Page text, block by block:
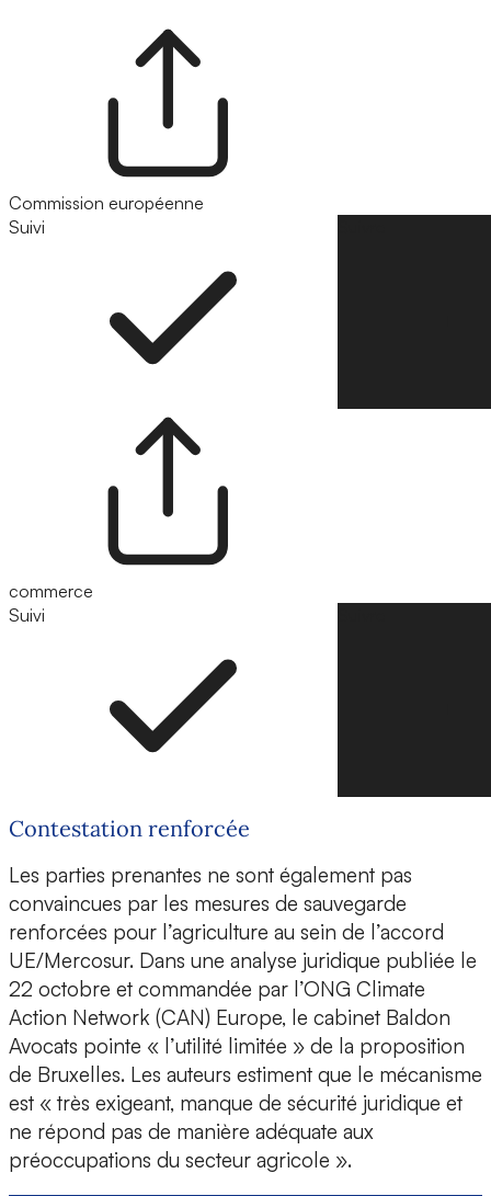
Commission européenne
Suivi
commerce
Suivi
Contestation renforcée
Les parties prenantes ne sont également pas
convaincues par les mesures de sauvegarde
renforcées pour l’agriculture au sein de l’accord
UE/Mercosur. Dans une analyse juridique publiée le
22 octobre et commandée par l’ONG Climate
Action Network (CAN) Europe, le cabinet Baldon
Avocats pointe « l’utilité limitée » de la proposition
de Bruxelles. Les auteurs estiment que le mécanisme
est « très exigeant, manque de sécurité juridique et
ne répond pas de manière adéquate aux
préoccupations du secteur agricole ».